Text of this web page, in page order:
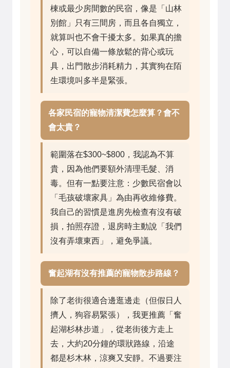
棟或最少房間數的民宿，像是「山林
別館」只有三間房，而且各自獨立，
就算叫也不會干擾太多。如果真的擔
心，可以自備一條放鬆的背心或玩
具，出門散步消耗精力，其實狗在陌
生環境叫多半是緊張。
各家民宿的寵物清潔費怎麼算？會不
會太貴？
範圍落在$300~$800，我認為不算
貴，因為他們要額外清理毛髮、消
毒。但有一點要注意：少數民宿會以
「毛孩破壞家具」為由再收維修費。
我自己的習慣是進房先檢查有沒有破
損，拍照存證，退房時主動說「我們
沒有弄壞東西」，避免爭議。
奮起湖有沒有推薦的寵物散步路線？
除了老街很適合邊逛邊走（但假日人
擠人，狗容易緊張），我更推薦「奮
起湖杉林步道」，從老街後方走上
去，大約20分鐘的環狀路線，沿途
都是杉木林，涼爽又安靜。不過要注